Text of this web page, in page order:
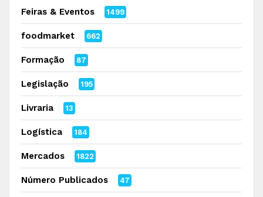
Feiras & Eventos 1499
foodmarket 662
Formação 87
Legislação 195
Livraria 13
Logística 184
Mercados 1822
Número Publicados 47